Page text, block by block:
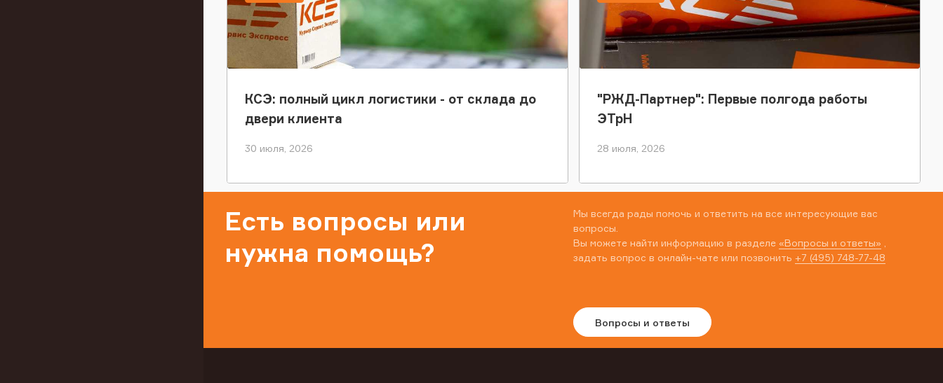
КСЭ: полный цикл логистики - от склада до
двери клиента
30 июля, 2026
"РЖД-Партнер": Первые полгода работы
ЭТрН
28 июля, 2026
Есть вопросы или
нужна помощь?
Мы всегда рады помочь и ответить на все интересующие вас
вопросы.
Вы можете найти информацию в разделе «Вопросы и ответы»
задать вопрос в онлайн-чате или позвонить +7 (495) 748-77-48
Вопросы и ответы